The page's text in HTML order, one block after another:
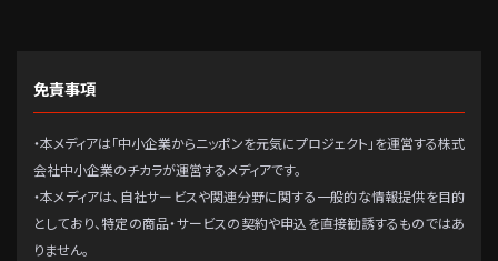
免責事項
・本メディアは「中小企業からニッポンを元気にプロジェクト」を運営する株式
会社中小企業のチカラが運営するメディアです。
・本メディアは、自社サービスや関連分野に関する一般的な情報提供を目的
としており、特定の商品・サービスの契約や申込を直接勧誘するものではあ
りません。